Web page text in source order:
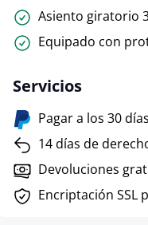
Asiento giratorio
Equipado con
Servicios
Pagar a los 30 días
14 días de
Devoluciones
Encriptación SSL